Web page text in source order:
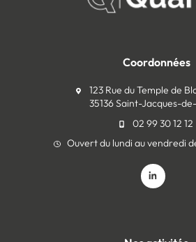
Coordonnées
123 Rue du Temple de
35136 Saint-Jacques-
02 99 30 12 12
Ouvert du lundi au vendredi